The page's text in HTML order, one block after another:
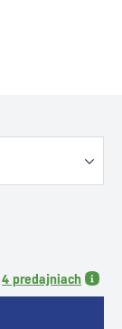
4 predajniach